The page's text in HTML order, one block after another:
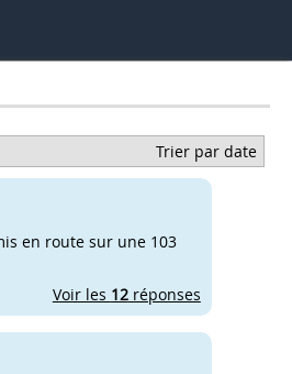
Trier par date
en route sur une 103
Voir les 12réponses